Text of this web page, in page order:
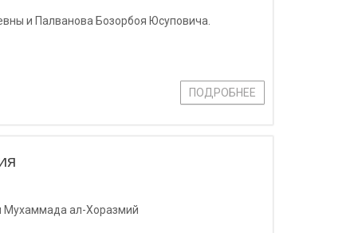
и Палванова Бозорбоя Юсуповича.
ПОДРОБНЕЕ
Мухаммада ал-Хоразмий